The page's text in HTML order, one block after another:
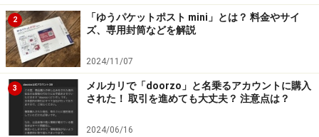
サイズオーバー以外でも配送種別が変わる
ケース
配送種別が変更になる原因は、サイズオーバーだけでは
ありません。特に宅急便コンパクトは以下のような場
合、宅急便扱いになってしまうので注意しましょう。
2
「ゆうパケットポスト mini」とは？ 料金やサイ
ズ、専用封筒などを解説
2024/11/07
3
メルカリで「doorzo」と名乗るアカウントに購入
された！ 取引を進めても大丈夫？ 注意点は？
2024/06/16